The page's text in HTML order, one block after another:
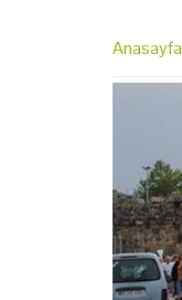
Anasayfa